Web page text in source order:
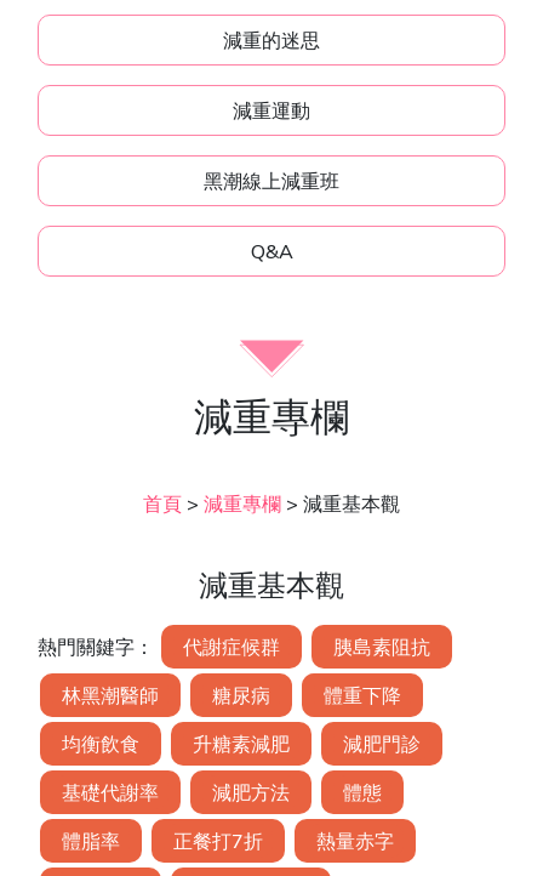
減重的迷思
減重運動
黑潮線上減重班
Q&A
減重專欄
首頁 > 減重專欄 > 減重基本觀
減重基本觀
熱門關鍵字： 代謝症候群
胰島素阻抗
林黑潮醫師
糖尿病
體重下降
均衡飲食
升糖素減肥
減肥門診
基礎代謝率
減肥方法
體態
體脂率
正餐打7折
熱量赤字